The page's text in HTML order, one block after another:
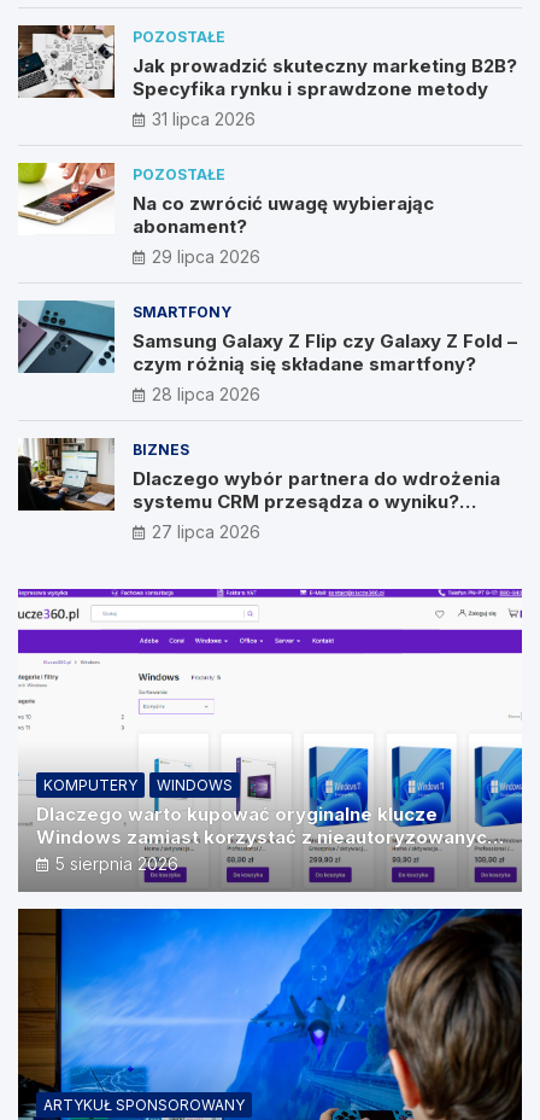
POZOSTAŁE
Jak prowadzić skuteczny marketing B2B?
Specyfika rynku i sprawdzone metody
31 lipca 2026
POZOSTAŁE
Na co zwrócić uwagę wybierając
abonament?
29 lipca 2026
SMARTFONY
Samsung Galaxy Z Flip czy Galaxy Z Fold –
czym różnią się składane smartfony?
28 lipca 2026
BIZNES
Dlaczego wybór partnera do wdrożenia
systemu CRM przesądza o wyniku?
Wywiad z Pawłem Prymakowskim, CEO IT
Vision
27 lipca 2026
KOMPUTERY WINDOWS
Dlaczego warto kupować oryginalne klucze
Windows zamiast korzystać z nieautoryzowanych
źródeł?
5 sierpnia 2026
ARTYKUŁ SPONSOROWANY